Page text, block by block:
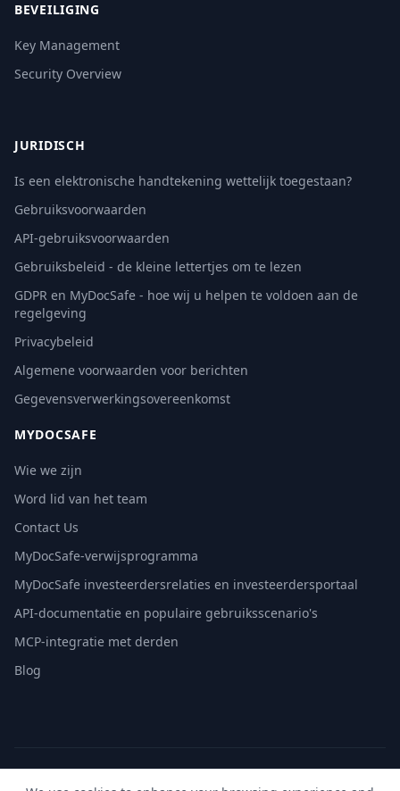
BEVEILIGING
Key Management
Security Overview
JURIDISCH
Is een elektronische handtekening wettelijk toegestaan?
Gebruiksvoorwaarden
API-gebruiksvoorwaarden
Gebruiksbeleid - de kleine lettertjes om te lezen
GDPR en MyDocSafe - hoe wij u helpen te voldoen aan de
regelgeving
Privacybeleid
Algemene voorwaarden voor berichten
Gegevensverwerkingsovereenkomst
MYDOCSAFE
Wie we zijn
Word lid van het team
Contact Us
MyDocSafe-verwijsprogramma
MyDocSafe investeerdersrelaties en investeerdersportaal
API-documentatie en populaire gebruiksscenario's
MCP-integratie met derden
Blog
© 2026 MyDocSafe. Alle rechten voorbehouden. | Sitemap |